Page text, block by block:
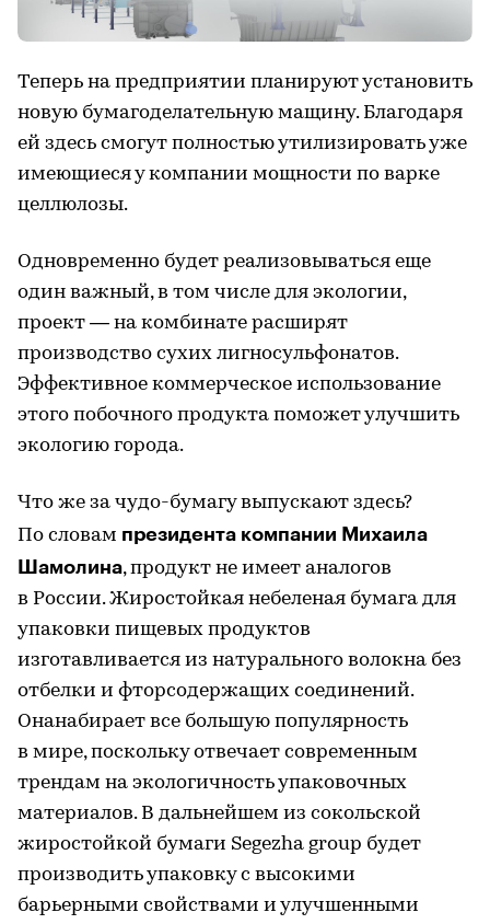
Теперь на предприятии планируют установить
новую бумагоделательную мащину. Благодаря
ей здесь смогут полностью утилизировать уже
имеющиеся у компании мощности по варке
целлюлозы.
Одновременно будет реализовываться еще
один важный, в том числе для экологии,
проект — на комбинате расширят
производство сухих лигносульфонатов.
Эффективное коммерческое использование
этого побочного продукта поможет улучшить
экологию города.
Что же за чудо-бумагу выпускают здесь?
По словам президента компании Михаила
Шамолина, продукт не имеет аналогов
в России. Жиростойкая небеленая бумага для
упаковки пищевых продуктов
изготавливается из натурального волокна без
отбелки и фторсодержащих соединений.
Онанабирает все большую популярность
в мире, поскольку отвечает современным
трендам на экологичность упаковочных
материалов. В дальнейшем из сокольской
жиростойкой бумаги Segezha group будет
производить упаковку с высокими
барьерными свойствами и улучшенными